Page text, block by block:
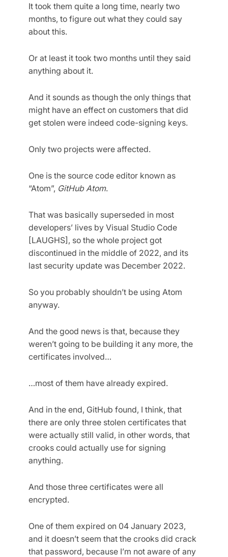
It took them quite a long time, nearly two
months, to figure out what they could say
about this.
Or at least it took two months until they said
anything about it.
And it sounds as though the only things that
might have an effect on customers that did
get stolen were indeed code-signing keys.
Only two projects were affected.
One is the source code editor known as
“Atom”, GitHub Atom.
That was basically superseded in most
developers’ lives by Visual Studio Code
[LAUGHS], so the whole project got
discontinued in the middle of 2022, and its
last security update was December 2022.
So you probably shouldn’t be using Atom
anyway.
And the good news is that, because they
weren’t going to be building it any more, the
certificates involved…
…most of them have already expired.
And in the end, GitHub found, I think, that
there are only three stolen certificates that
were actually still valid, in other words, that
crooks could actually use for signing
anything.
And those three certificates were all
encrypted.
One of them expired on 04 January 2023,
and it doesn’t seem that the crooks did crack
that password, because I’m not aware of any